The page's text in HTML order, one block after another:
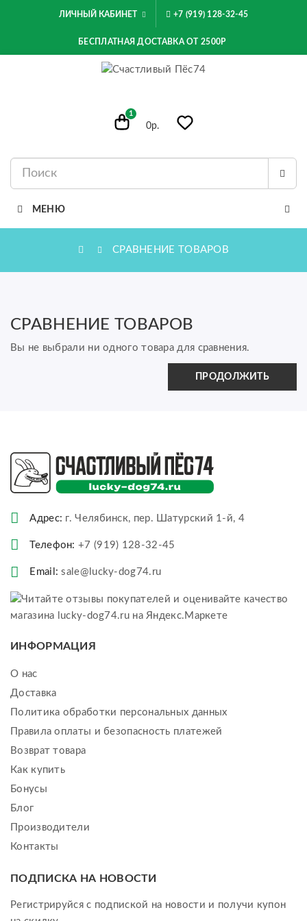
ЛИЧНЫЙ КАБИНЕТ +7 (919) 128-32-45
БЕСПЛАТНАЯ ДОСТАВКА ОТ 2500Р
1
0р.
МЕНЮ
СРАВНЕНИЕ ТОВАРОВ
СРАВНЕНИЕ ТОВАРОВ
Вы не выбрали ни одного товара для сравнения.
ПРОДОЛЖИТЬ
Адрес: г. Челябинск, пер. Шатурский 1-й, 4
Телефон: +7 (919) 128-32-45
Email: sale@lucky-dog74.ru
ИНФОРМАЦИЯ
О нас
Доставка
Политика обработки персональных данных
Правила оплаты и безопасность платежей
Возврат товара
Как купить
Бонусы
Блог
Производители
Контакты
ПОДПИСКА НА НОВОСТИ
Регистрируйся с подпиской на новости и получи купон